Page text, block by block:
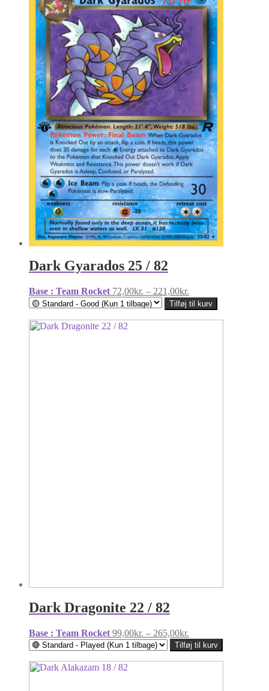
Dark Gyarados 25 / 82
Base : Team Rocket 72,00kr. – 221,00kr.
72,00kr.
til
221,00kr.
Tilføj til kurv
Dark Dragonite 22 / 82
Base : Team Rocket 99,00kr. – 265,00kr.
99,00kr.
til
265,00kr.
Tilføj til kurv